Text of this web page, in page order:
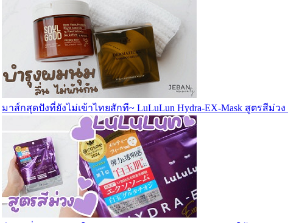
มาส์กสุดปังที่ยังไม่เข้าไทยสักที~ LuLuLun Hydra-EX-Mask สูตรสีม่วง